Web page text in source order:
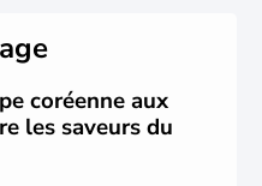
en sont les deux
partage sa culture avec la
s’y sont déroulés en
du Monde de football en
coréenne aux
les saveurs du